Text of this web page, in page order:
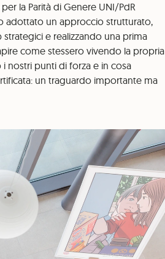
la Parità di Genere UNI/PdR
adottato un approccio strutturato,
e realizzando una prima
come stessero vivendo la propria
nostri punti di forza e in cosa
un traguardo importante ma